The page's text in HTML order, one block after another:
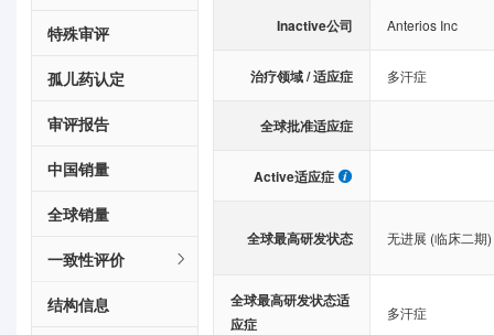
特殊审评
孤儿药认定
审评报告
中国销量
全球销量
一致性评价
结构信息
Inactive公司 Anterios Inc
治疗领域 / 适应症 多汗症
全球批准适应症
Active适应症
全球最高研发状态 无进展 (临床二期)
全球最高研发状态适
应症
多汗症